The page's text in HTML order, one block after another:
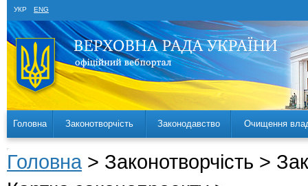
УКР ENG
Головна Законотворчість Законодавство Очищення
Головна > Законотворчість >